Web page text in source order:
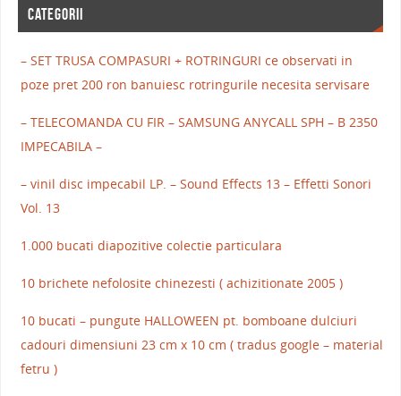
CATEGORII
– SET TRUSA COMPASURI + ROTRINGURI ce observati in
poze pret 200 ron banuiesc rotringurile necesita servisare
– TELECOMANDA CU FIR – SAMSUNG ANYCALL SPH – B 2350
IMPECABILA –
– vinil disc impecabil LP. – Sound Effects 13 – Effetti Sonori
Vol. 13
1.000 bucati diapozitive colectie particulara
10 brichete nefolosite chinezesti ( achizitionate 2005 )
10 bucati – pungute HALLOWEEN pt. bomboane dulciuri
cadouri dimensiuni 23 cm x 10 cm ( tradus google – material
fetru )